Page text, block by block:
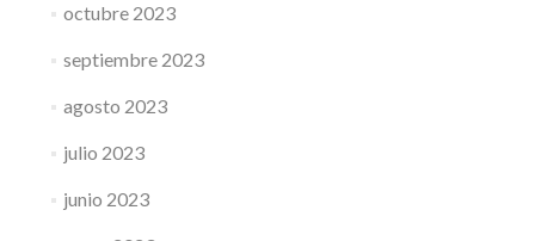
octubre 2023
septiembre 2023
agosto 2023
julio 2023
junio 2023